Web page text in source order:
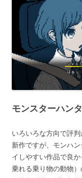
モンスターハン
いろいろな方向で評
新作ですが、モンハ
イしやすい作品で良
乗れる乗り物の動物